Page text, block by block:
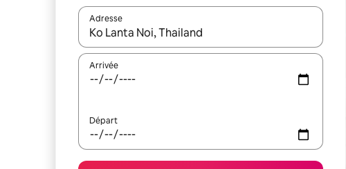
Adresse
Lorsque les résultats s'affichent, utilisez les flèches vers
Arrivée
Départ